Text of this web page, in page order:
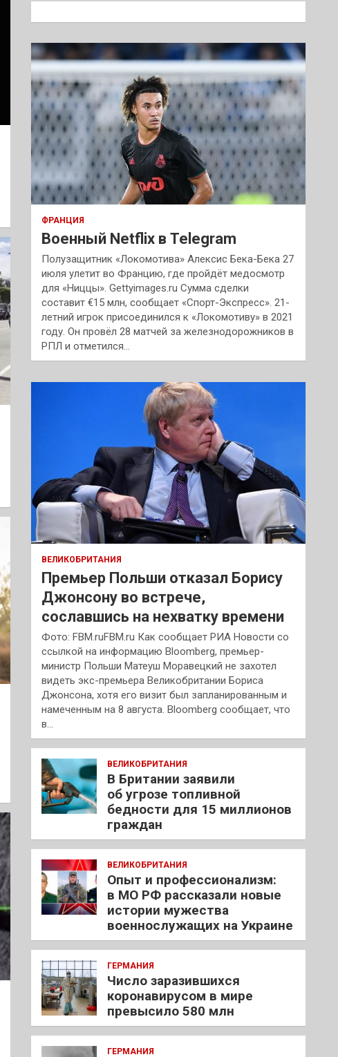
к
ФРАНЦИЯ
Военный Netflix в Telegram
Полузащитник «Локомотива» Алексис Бека-Бека 27
июля улетит во Францию, где пройдёт медосмотр
для «Ниццы». Gettyimages.ru Сумма сделки
составит €15 млн, сообщает «Спорт-Экспресс». 21-
летний игрок присоединился к «Локомотиву» в 2021
году. Он провёл 28 матчей за железнодорожников в
РПЛ и отметился…
ВЕЛИКОБРИТАНИЯ
Премьер Польши отказал Борису
Джонсону во встрече,
сославшись на нехватку времени
Фото: FBM.ruFBM.ru Как сообщает РИА Новости со
ссылкой на информацию Bloomberg, премьер-
министр Польши Матеуш Моравецкий не захотел
видеть экс-премьера Великобритании Бориса
Джонсона, хотя его визит был запланированным и
намеченным на 8 августа. Bloomberg сообщает, что
в…
ВЕЛИКОБРИТАНИЯ
В Британии заявили
об угрозе топливной
бедности для 15 миллионов
граждан
ВЕЛИКОБРИТАНИЯ
Опыт и профессионализм:
в МО РФ рассказали новые
истории мужества
военнослужащих на Украине
ГЕРМАНИЯ
Число заразившихся
коронавирусом в мире
превысило 580 млн
ГЕРМАНИЯ